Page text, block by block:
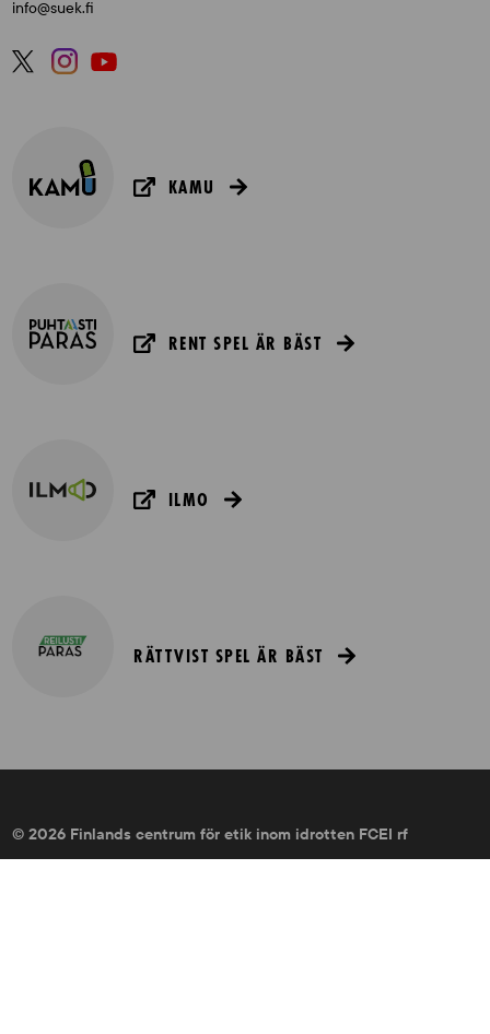
info@suek.fi
KAMU
RENT SPEL ÄR BÄST
ILMO
RÄTTVIST SPEL ÄR BÄST
© 2026 Finlands centrum för etik inom idrotten FCEI rf